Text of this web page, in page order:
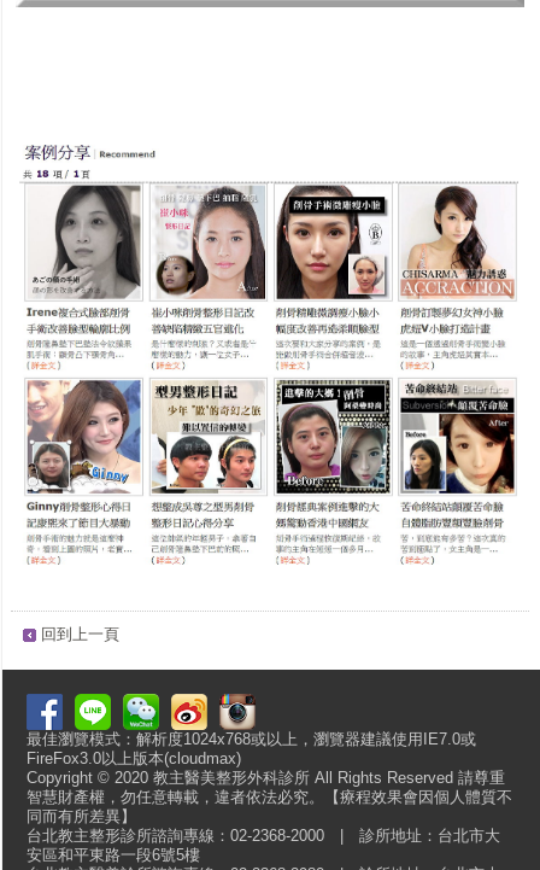
回到上一頁
最佳瀏覽模式：解析度1024x768或以上，瀏覽器建議使用IE7.0或
FireFox3.0以上版本(cloudmax)
Copyright © 2020 教主醫美整形外科診所 All Rights Reserved 請尊重
智慧財產權，勿任意轉載，違者依法必究。【療程效果會因個人體質不
同而有所差異】
台北教主整形診所諮詢專線：02-2368-2000 | 診所地址：台北市大
安區和平東路一段6號5樓